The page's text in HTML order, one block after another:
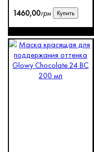
1460,00грн Купить